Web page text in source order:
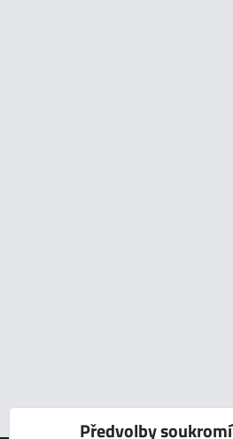
Předvolby soukromí